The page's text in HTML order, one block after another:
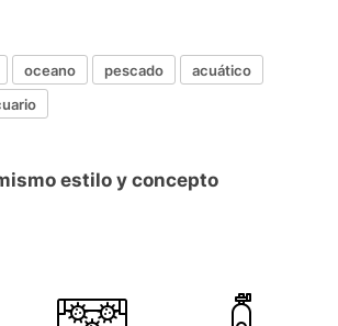
oceano pescado
acuático
estilo y concepto